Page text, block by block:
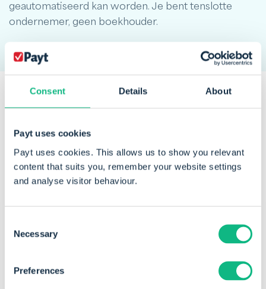
Consent Details About
Payt uses cookies
Payt uses cookies. This allows us to show you relevant
content that suits you, remember your website settings
and analyse visitor behaviour.
Selection
Necessary
Preferences
geautomatiseerd kan worden. Je bent tenslotte
ondernemer, geen boekhouder.
Een greep uit onze
vertrouwen op Payt